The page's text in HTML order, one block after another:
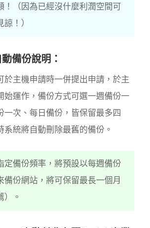
！（因為已經沒什麼利潤空間可
！）
備份說明：
於主機申請時一併提出申請，於主
始運作，備份方式可選一週備份一
一次、每日備份，皆保留最多四
系統將自動刪除最舊的備份。
定備份頻率，將預設以每週備份
備份網站，將可保留最長一個月
）。